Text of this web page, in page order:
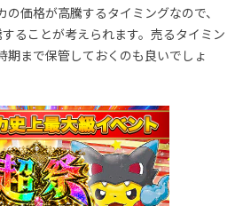
価格が高騰するタイミングなので、
ることが考えられます。売るタイミン
期まで保管しておくのも良いでしょ